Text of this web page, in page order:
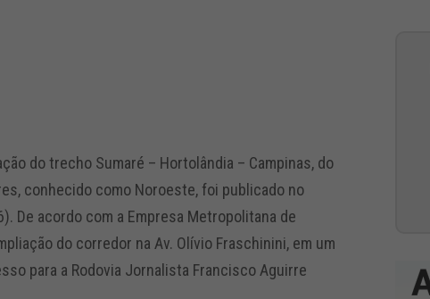
do trecho Sumaré – Hortolândia – Campinas, do
conhecido como Noroeste, foi publicado no
De acordo com a Empresa Metropolitana de
do corredor na Av. Olívio Fraschinini, em um
para a Rodovia Jornalista Francisco Aguirre